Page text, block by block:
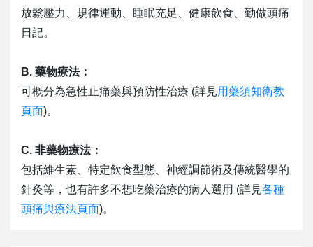
放鬆壓力、規律運動、睡眠充足、健康飲食、勤做頭痛
日記。
B. 藥物療法：
可概分為急性止痛藥與預防性治療 (詳見用藥須知衛教
頁面)。
C. 非藥物療法：
包括維生素、特定飲食型態、神經調節術及傳統醫學的
針灸等，也有許多不想吃藥治療的病人選用 (詳見各種
頭痛與療法頁面)。